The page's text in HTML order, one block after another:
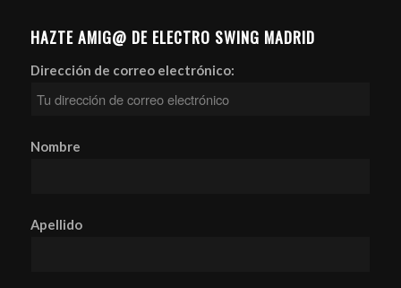
HAZTE AMIG@ DE ELECTRO SWING MADRID
Dirección de correo electrónico:
Nombre
Apellido